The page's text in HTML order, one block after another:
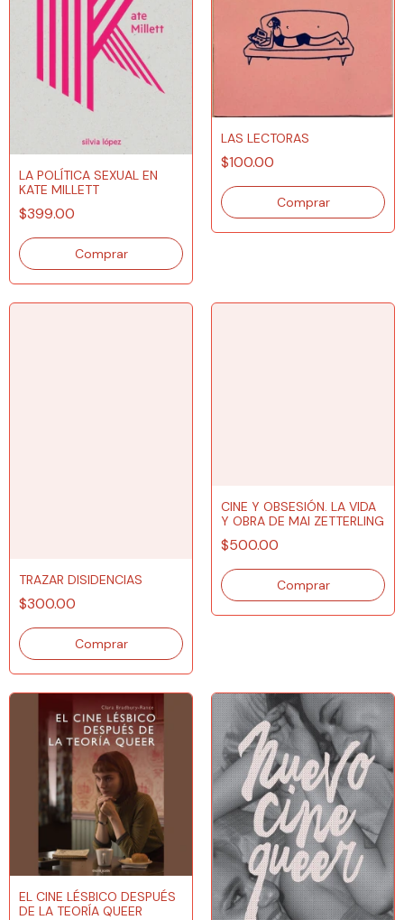
LA POLÍTICA SEXUAL EN
KATE MILLETT
$399.00
LAS LECTORAS
$100.00
TRAZAR DISIDENCIAS
$300.00
CINE Y OBSESIÓN. LA VIDA
Y OBRA DE MAI ZETTERLING
$500.00
EL CINE LÉSBICO DESPUÉS
DE LA TEORÍA QUEER